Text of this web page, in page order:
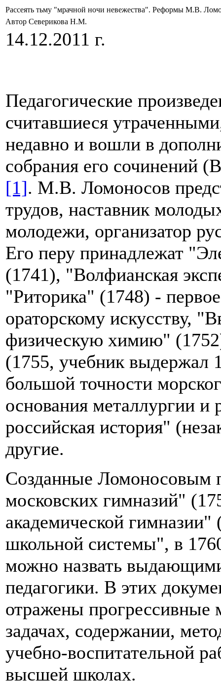
Рассеять тьму "мрачной ночи невежества". Реформы М.В.
Автор Северикова Н.М.
14.12.2011 г.
Педагогические
считавшиеся
недавно и вошли в
собрания его сочинений
[1]. М.В. Ломоносов
трудов, наставник
молодежи, организатор
Его перу принадлежат
(1741), "Волфианская
"Риторика" (1748) -
ораторскому искусству,
физическую химию"
(1755, учебник выдержал
большой точности
основания металлургии
российская история"
другие.
Созданные Ломоносовым
московских гимназий"
академической
школьной системы", в
можно назвать
педагогики. В этих
отражены прогрессивные
задачах, содержании,
учебно-воспитательной
высшей школах.